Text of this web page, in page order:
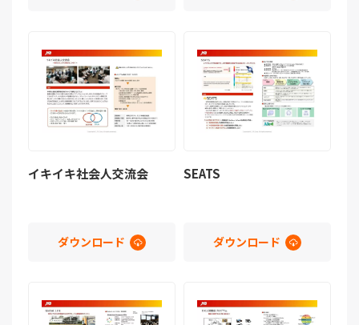
イキイキ社会人交流会
ダウンロード
SEATS
ダウンロード